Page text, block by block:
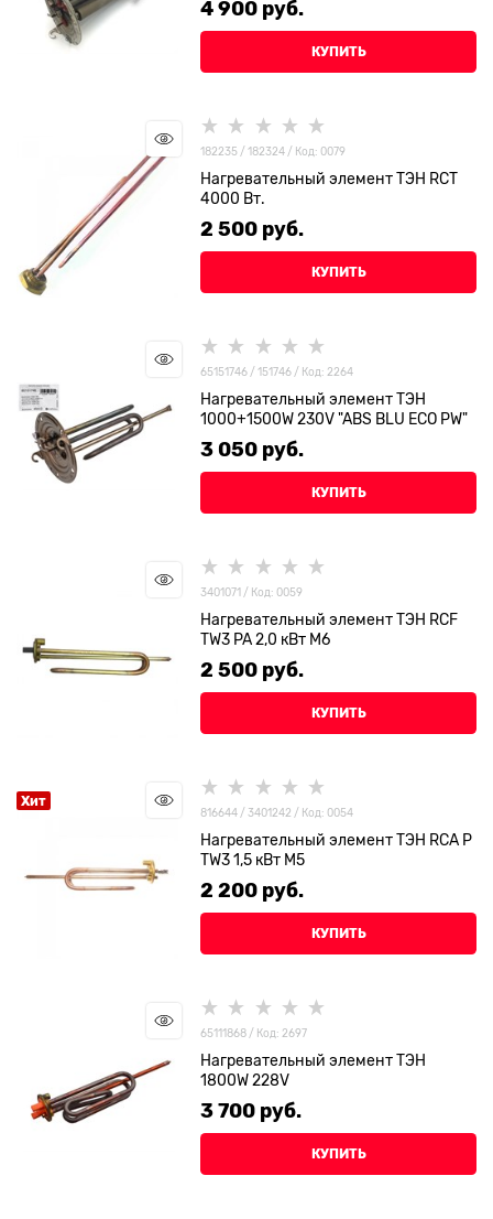
4 900 руб.
КУПИТЬ
182235 / 182324 / Код: 0079
Нагревательный элемент ТЭН RCT
4000 Вт.
2 500 руб.
КУПИТЬ
65151746 / 151746 / Код: 2264
Нагревательный элемент ТЭН
1000+1500W 230V "ABS BLU ECO PW"
3 050 руб.
КУПИТЬ
3401071 / Код: 0059
Нагревательный элемент ТЭН RCF
TW3 PA 2,0 кВт М6
2 500 руб.
КУПИТЬ
Хит
816644 / 3401242 / Код: 0054
Нагревательный элемент ТЭН RCA P
TW3 1,5 кВт М5
2 200 руб.
КУПИТЬ
65111868 / Код: 2697
Нагревательный элемент ТЭН
1800W 228V
3 700 руб.
КУПИТЬ